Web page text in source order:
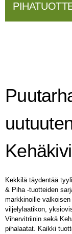
Kekkilä täydentää
& Piha -tuotteiden
markkinoille
viljelylaatikon,
Vihervitriinin sekä
pihalaatat. Kaikki